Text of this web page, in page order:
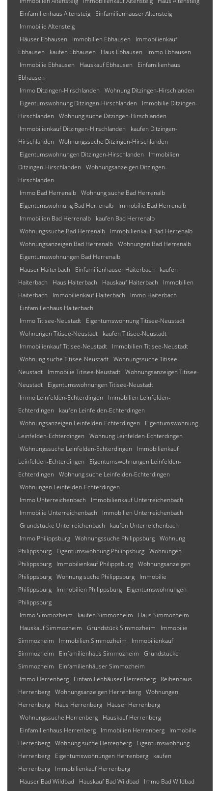
Einfamilienhaus Altensteig
Einfamilienhäuser Altensteig
Immobilie Altensteig
Häuser Ebhausen
Immobilien Ebhausen
Immobilienkauf
Ebhausen
kaufen Ebhausen Haus Ebhausen
Immo Ebhausen
Immobilie Ebhausen
Hauskauf Ebhausen
Einfamilienhaus
Ebhausen
Immo Ditzingen-Hirschlanden
Wohnung Ditzingen-Hirschlanden
Eigentumswohnung Ditzingen-Hirschlanden
Immobilie Ditzingen-
Hirschlanden
Wohnung suche Ditzingen-Hirschlanden
Immobilienkauf Ditzingen-Hirschlanden
kaufen Ditzingen-
Hirschlanden
Wohnungssuche Ditzingen-Hirschlanden
Eigentumswohnungen Ditzingen-Hirschlanden
Immobilien
Ditzingen-Hirschlanden
Wohnungsanzeigen Ditzingen-
Hirschlanden
Immo Bad Herrenalb Wohnung suche Bad Herrenalb
Eigentumswohnung Bad Herrenalb
Immobilie Bad Herrenalb
Immobilien Bad Herrenalb
kaufen Bad Herrenalb
Wohnungssuche Bad Herrenalb
Immobilienkauf Bad Herrenalb
Wohnungsanzeigen Bad Herrenalb Wohnungen Bad Herrenalb
Eigentumswohnungen Bad Herrenalb
Häuser Haiterbach
Einfamilienhäuser Haiterbach
kaufen
Haiterbach
Haus Haiterbach Hauskauf Haiterbach
Immobilien
Haiterbach
Immobilienkauf Haiterbach
Immo Haiterbach
Einfamilienhaus Haiterbach
Immo Titisee-Neustadt
Eigentumswohnung Titisee-Neustadt
Wohnungen Titisee-Neustadt
kaufen Titisee-Neustadt
Immobilienkauf Titisee-Neustadt
Immobilien Titisee-Neustadt
Wohnung suche Titisee-Neustadt Wohnungssuche Titisee-
Neustadt
Immobilie Titisee-Neustadt Wohnungsanzeigen Titisee-
Neustadt
Eigentumswohnungen Titisee-Neustadt
Immo Leinfelden-Echterdingen
Immobilien Leinfelden-
Echterdingen
kaufen Leinfelden-Echterdingen
Wohnungsanzeigen Leinfelden-Echterdingen
Eigentumswohnung
Leinfelden-Echterdingen
Wohnung Leinfelden-Echterdingen
Wohnungssuche Leinfelden-Echterdingen
Immobilienkauf
Leinfelden-Echterdingen
Eigentumswohnungen Leinfelden-
Echterdingen
Wohnung suche Leinfelden-Echterdingen
Wohnungen Leinfelden-Echterdingen
Immo Unterreichenbach
Immobilienkauf Unterreichenbach
Immobilie Unterreichenbach
Immobilien Unterreichenbach
Grundstücke Unterreichenbach
kaufen Unterreichenbach
Immo Philippsburg Wohnungssuche Philippsburg Wohnung
Philippsburg
Eigentumswohnung Philippsburg Wohnungen
Philippsburg
Immobilienkauf Philippsburg Wohnungsanzeigen
Philippsburg Wohnung suche Philippsburg
Immobilie
Philippsburg
Immobilien Philippsburg
Eigentumswohnungen
Philippsburg
Immo Simmozheim
kaufen Simmozheim
Haus Simmozheim
Hauskauf Simmozheim
Grundstück Simmozheim
Immobilie
Simmozheim
Immobilien Simmozheim
Immobilienkauf
Simmozheim
Einfamilienhaus Simmozheim
Grundstücke
Simmozheim
Einfamilienhäuser Simmozheim
Immo Herrenberg
Einfamilienhäuser Herrenberg
Reihenhaus
Herrenberg Wohnungsanzeigen Herrenberg Wohnungen
Herrenberg
Haus Herrenberg
Häuser Herrenberg
Wohnungssuche Herrenberg
Hauskauf Herrenberg
Einfamilienhaus Herrenberg
Immobilien Herrenberg
Immobilie
Herrenberg Wohnung suche Herrenberg
Eigentumswohnung
Herrenberg
Eigentumswohnungen Herrenberg
kaufen
Herrenberg
Immobilienkauf Herrenberg
Häuser Bad Wildbad
Hauskauf Bad Wildbad
Immo Bad Wildbad